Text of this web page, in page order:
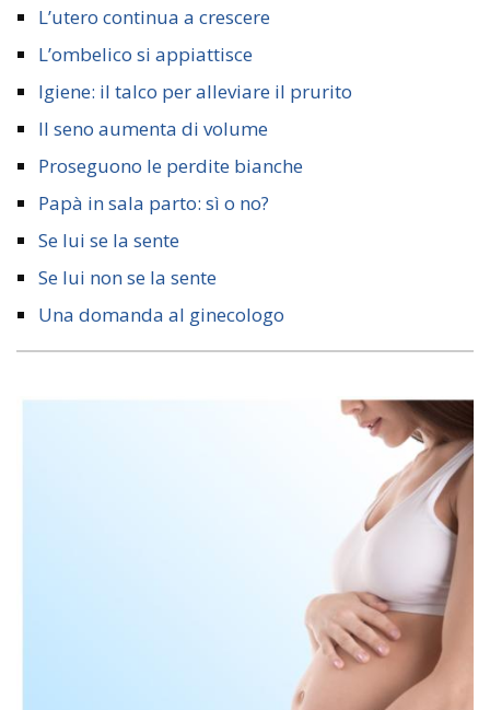
L’utero continua a crescere
L’ombelico si appiattisce
Igiene: il talco per alleviare il prurito
Il seno aumenta di volume
Proseguono le perdite bianche
Papà in sala parto: sì o no?
Se lui se la sente
Se lui non se la sente
Una domanda al ginecologo